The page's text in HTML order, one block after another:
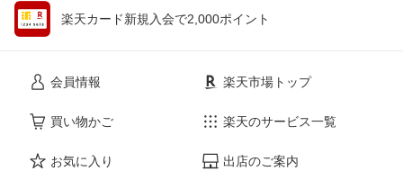
楽天カード新規入会で2,000ポイント
会員情報
買い物かご
お気に入り
楽天市場トップ
楽天のサービス一覧
出店のご案内